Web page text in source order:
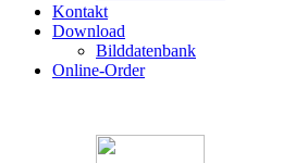
Kontakt
Download
Bilddatenbank
Online-Order